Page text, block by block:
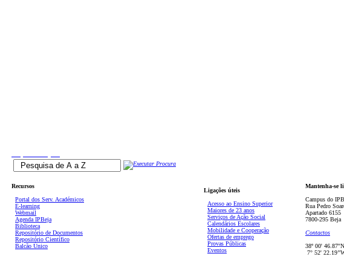
Recursos
Portal dos Serv. Académicos
E-learning
Webmail
Agenda IPBeja
Biblioteca
Repositório de Documentos
Repositório Científico
Balcão Único
Ligações úteis
Acesso ao Ensino Superior
Maiores de 23 anos
Serviços de Ação Social
Calendários Escolares
Mobilidade e Cooperação
Ofertas de emprego
Provas Públicas
Eventos
Mantenha-se
Campus do
Rua Pedro
Apartado 6155
7800-295 Beja
Contactos
38º 00' 46.87''N
7° 52'